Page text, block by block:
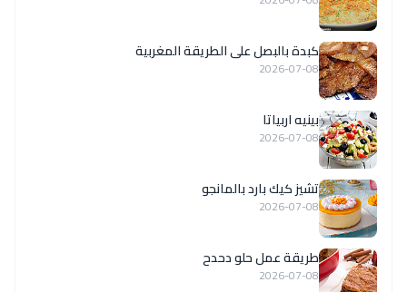
كبدة بالبصل على الطريقة المغربية
2026-07-08
بينيه اربياتا
2026-07-08
تشيز كيك بارد بالمانجو
2026-07-08
طريقة عمل حلو دحدح
2026-07-08